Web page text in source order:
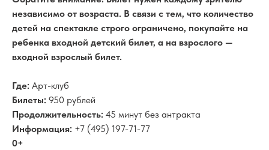
независимо от возраста. В связи с тем, что количество
детей на спектакле строго ограничено, покупайте на
ребенка входной детский билет, а на взрослого —
входной взрослый билет.
Где: Арт-клуб
Билеты: 950 рублей
Продолжительность: 45 минут без антракта
Информация: +7 (495) 197-71-77
0+